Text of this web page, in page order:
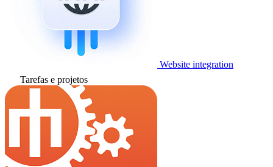
Website integration
Tarefas e projetos